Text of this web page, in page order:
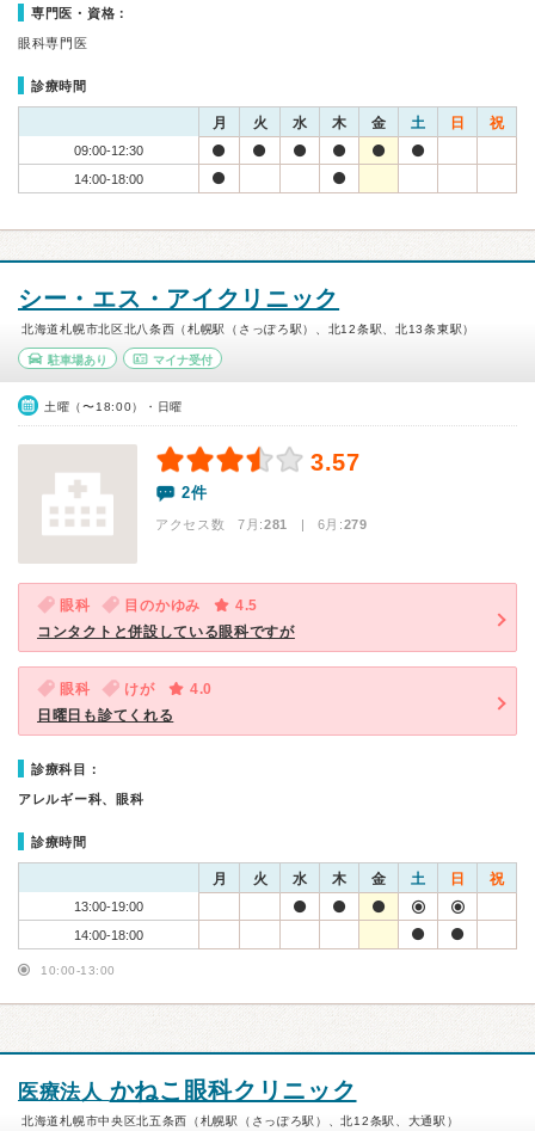
専門医・資格：
眼科専門医
診療時間
月 火 水 木 金 土 日 祝
09:00-12:30
14:00-18:00
シー・エス・アイクリニック
北海道札幌市北区北八条西（札幌駅（さっぽろ駅）、北12条駅、北13条東駅）
駐車場あり マイナ受付
土曜（〜18:00）・日曜
3.57
2件
アクセス数 7月:281 | 6月:279
眼科 目のかゆみ
4.5
コンタクトと併設している眼科ですが
眼科 けが
4.0
日曜日も診てくれる
診療科目：
アレルギー科、眼科
診療時間
月 火 水 木 金 土 日 祝
13:00-19:00
14:00-18:00
10:00-13:00
医療法人 かねこ眼科クリニック
北海道札幌市中央区北五条西（札幌駅（さっぽろ駅）、北12条駅、大通駅）